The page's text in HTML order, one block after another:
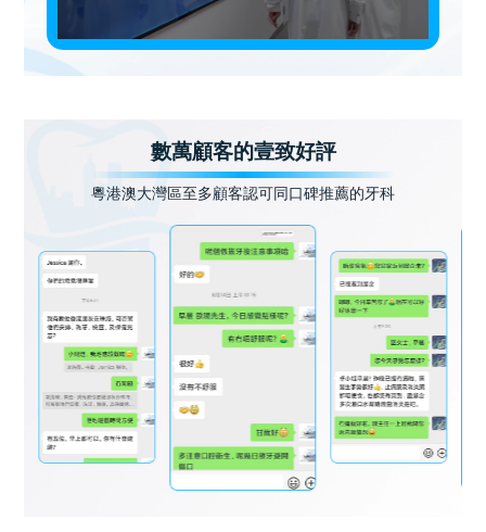
數萬顧客的壹致好評
粵港澳大灣區至多顧客認可同口碑推薦的牙科